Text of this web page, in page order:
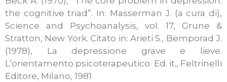
the cognitive triad”. In: Masserman J. (a cura di),
Science and Psychoanalysis, vol. 17, Grune &
Stratton, New York. Citato in: Arieti S., Bemporad J.
(1978), La depressione grave e lieve.
L’orientamento psicoterapeutico. Ed. it., Feltrinelli
Editore, Milano, 1981